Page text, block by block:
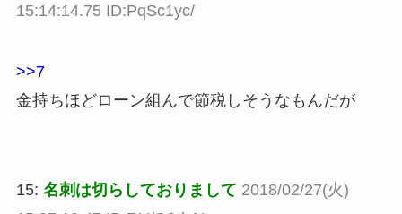
15:14:14.75 ID:PqSc1yc/
>>7
金持ちほどローン組んで節税しそうなもんだが
15: 名刺は切らしておりまして 2018/02/27(火)